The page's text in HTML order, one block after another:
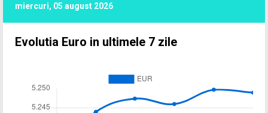
miercuri, 05 august 2026
Evolutia Euro in ultimele 7 zile